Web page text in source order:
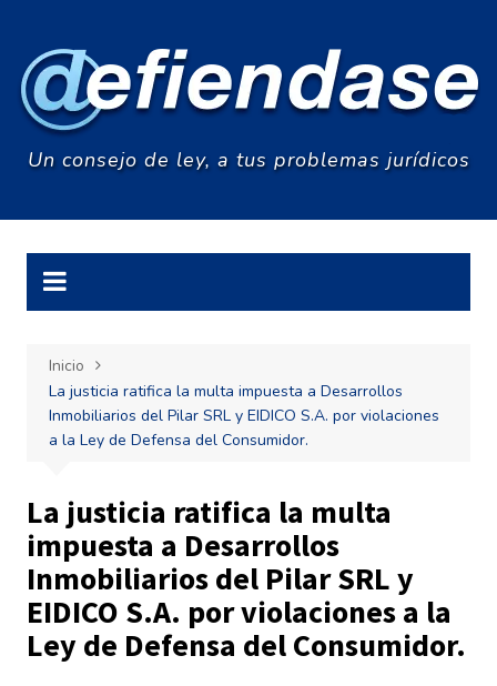
contenido
Un consejo de ley, a tus problemas jurídicos
Inicio
La justicia ratifica la multa impuesta a Desarrollos
Inmobiliarios del Pilar SRL y EIDICO S.A. por violaciones
a la Ley de Defensa del Consumidor.
La justicia ratifica la multa
impuesta a Desarrollos
Inmobiliarios del Pilar SRL y
EIDICO S.A. por violaciones a la
Ley de Defensa del Consumidor.